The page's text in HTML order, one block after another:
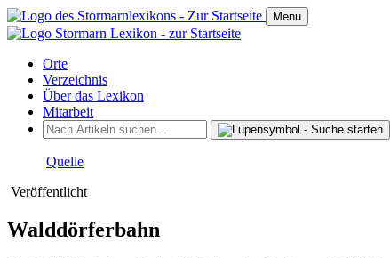
Menu
Orte
Verzeichnis
Über das Lexikon
Mitarbeit
Quelle
Veröffentlicht
Walddörferbahn